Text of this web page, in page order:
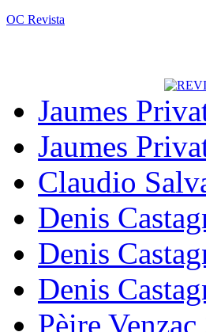
OC Revista
Jaumes
Jaumes
Claudio
Denis
Denis
Denis
Pèire